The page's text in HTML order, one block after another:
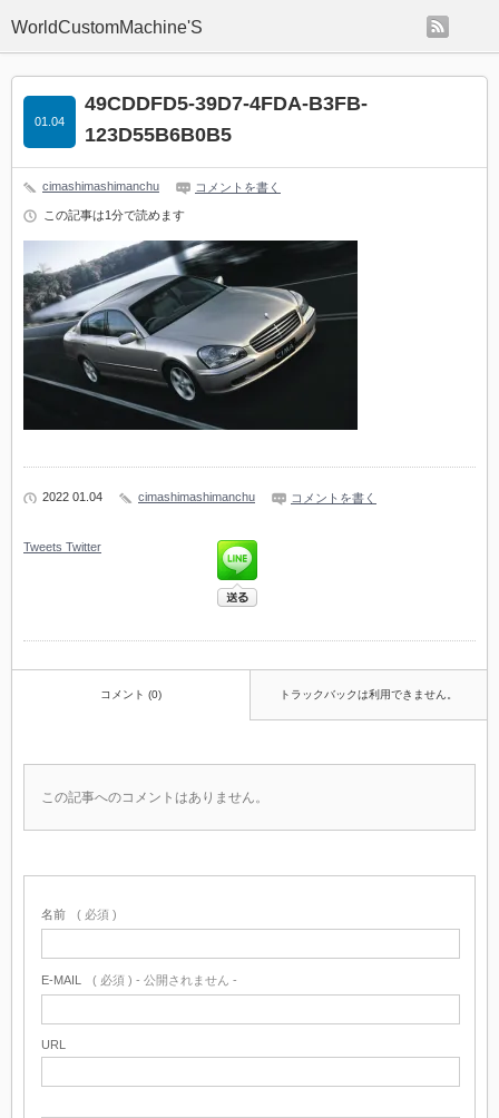
WorldCustomMachine'S
49CDDFD5-39D7-4FDA-B3FB-
123D55B6B0B5
01.04
cimashimashimanchu コメントを書く
この記事は1分で読めます
2022 01.04 cimashimashimanchu コメントを書く
Tweets Twitter
コメント (0) トラックバックは利用できません。
この記事へのコメントはありません。
名前 ( 必須 )
E-MAIL ( 必須 ) - 公開されません -
URL